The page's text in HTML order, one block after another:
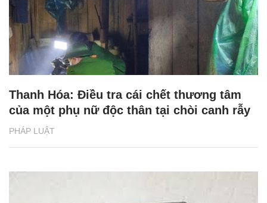
PHÁP LUẬT
Thanh Hóa: Điều tra cái chết thương tâm
của một phụ nữ độc thân tại chòi canh rẫy